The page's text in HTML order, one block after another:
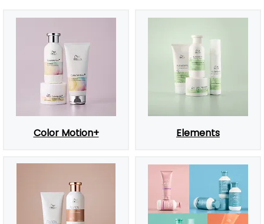
Color Motion+ Elements